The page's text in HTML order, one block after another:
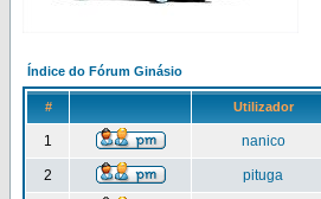
Índice do Fórum Ginásio
# Utilizador
1 nanico
2 pituga